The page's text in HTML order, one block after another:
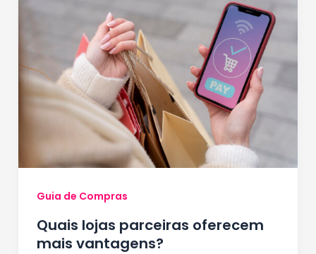
Guia de Compras
Quais lojas parceiras oferecem
mais vantagens?